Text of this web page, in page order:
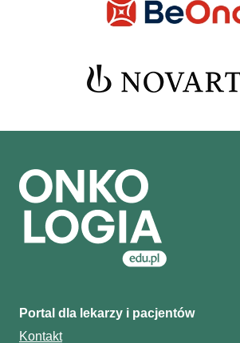
Portal dla lekarzy i pacjentów
Kontakt